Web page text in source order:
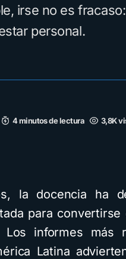
irse no es fracaso:
personal.
4 minutos de lectura
3,8K
la docencia ha
para
Los informes más
Latina